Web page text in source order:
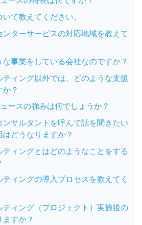
て教えてください。
ターサービスの対応地域を教えて
事業をしている会社なのですか？
ティング以外では、どのような支援
？
ースの強みは何でしょうか？
ンサルタントを呼んで話を聞きたい
どうなりますか？
ィングとはどのようなことをする
ィングの導入プロセスを教えてく
ティング（プロジェクト）実施後の
すか？